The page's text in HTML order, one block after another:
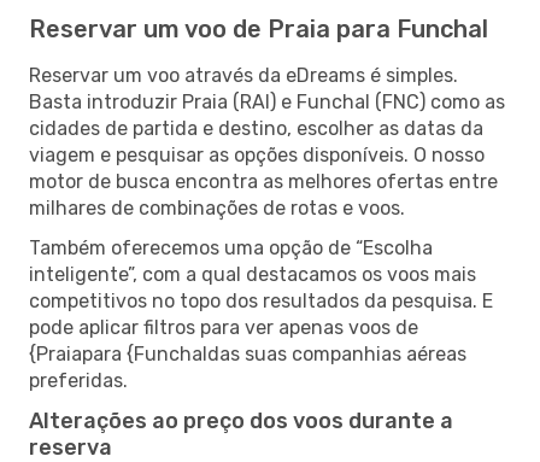
Reservar um voo de Praia para Funchal
Reservar um voo através da eDreams é simples.
Basta introduzir Praia (RAI) e Funchal (FNC) como as
cidades de partida e destino, escolher as datas da
viagem e pesquisar as opções disponíveis. O nosso
motor de busca encontra as melhores ofertas entre
milhares de combinações de rotas e voos.
Também oferecemos uma opção de “Escolha
inteligente”, com a qual destacamos os voos mais
competitivos no topo dos resultados da pesquisa. E
pode aplicar filtros para ver apenas voos de
{Praiapara {Funchaldas suas companhias aéreas
preferidas.
Alterações ao preço dos voos durante a
reserva